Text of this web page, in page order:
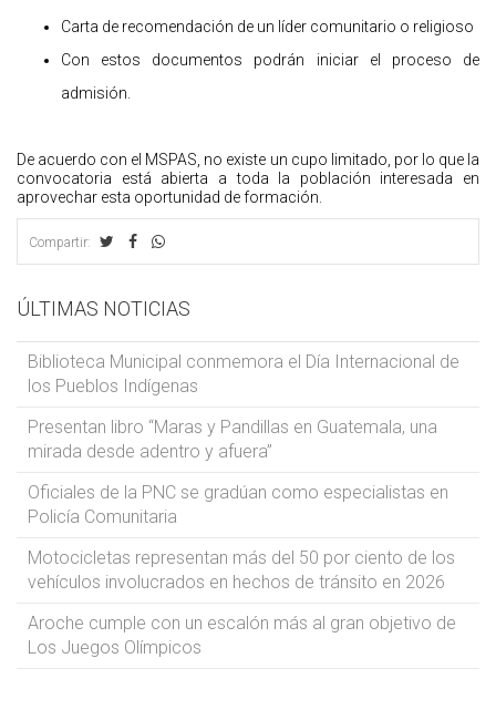
Carta de recomendación de un líder comunitario o religioso
Con estos documentos podrán iniciar el proceso de
admisión.
De acuerdo con el MSPAS, no existe un cupo limitado, por lo que la
convocatoria está abierta a toda la población interesada en
aprovechar esta oportunidad de formación.
Compartir:
ÚLTIMAS NOTICIAS
Biblioteca Municipal conmemora el Día Internacional de
los Pueblos Indígenas
Presentan libro “Maras y Pandillas en Guatemala, una
mirada desde adentro y afuera”
Oficiales de la PNC se gradúan como especialistas en
Policía Comunitaria
Motocicletas representan más del 50 por ciento de los
vehículos involucrados en hechos de tránsito en 2026
Aroche cumple con un escalón más al gran objetivo de
Los Juegos Olímpicos